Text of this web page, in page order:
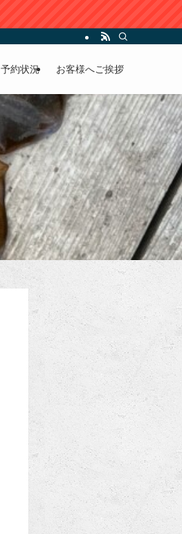
予約状況 お客様へご挨拶